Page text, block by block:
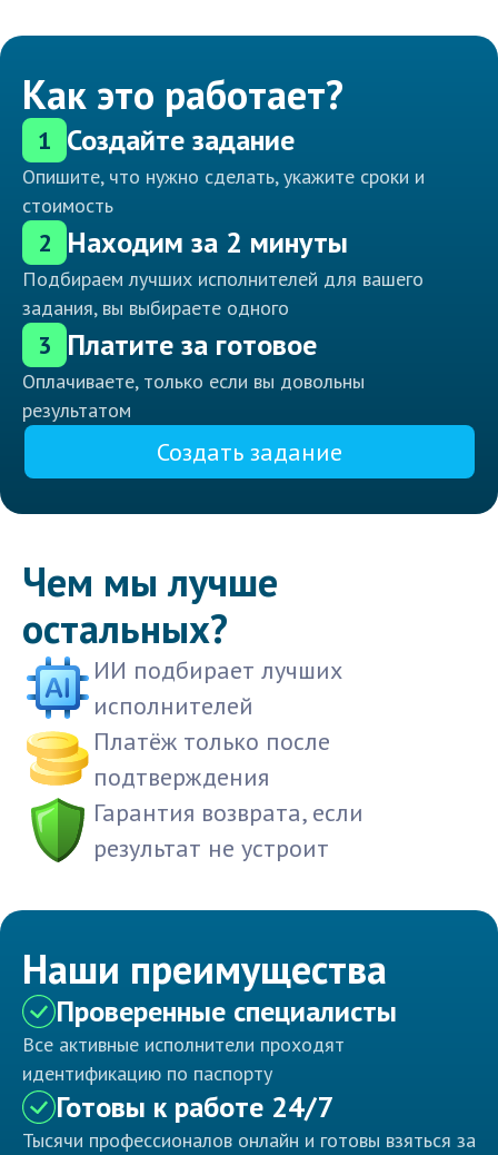
Как это работает?
1 Создайте задание
Опишите, что нужно сделать, укажите сроки и
стоимость
2 Находим за 2 минуты
Подбираем лучших исполнителей для вашего
задания, вы выбираете одного
3 Платите за готовое
Оплачиваете, только если вы довольны
результатом
Создать задание
Чем мы лучше
остальных?
ИИ подбирает лучших
исполнителей
Платёж только после
подтверждения
Гарантия возврата, если
результат не устроит
Наши преимущества
Проверенные специалисты
Все активные исполнители проходят
идентификацию по паспорту
Готовы к работе 24/7
Тысячи профессионалов онлайн и готовы взяться за